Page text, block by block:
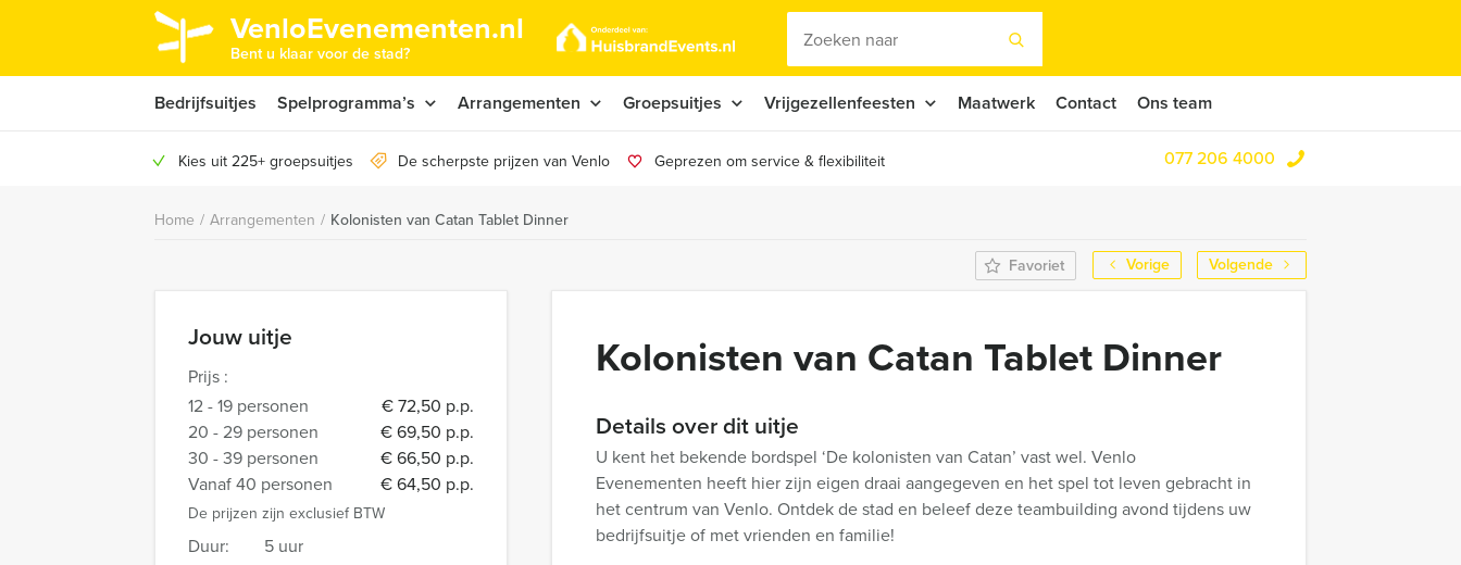
VenloEvenementen.nl
Bent u klaar voor de stad?
Bedrijfsuitjes Spelprogramma’s Arrangementen Groepsuitjes Vrijgezellenfeesten Maatwerk Contact Ons team
Kies uit 225+ groepsuitjes De scherpste prijzen van Venlo Geprezen om service & flexibiliteit 077 206 4000
Home / Arrangementen / Kolonisten van Catan Tablet Dinner
Vorige
Volgende
Favoriet
Jouw uitje
Prijs :
12 - 19 personen
€ 72,50 p.p.
20 - 29 personen
€ 69,50 p.p.
30 - 39 personen
€ 66,50 p.p.
Vanaf 40 personen
€ 64,50 p.p.
De prijzen zijn exclusief BTW
Duur:
5 uur
Kolonisten van Catan Tablet Dinner
Details over dit uitje
U kent het bekende bordspel ‘De kolonisten van Catan’ vast wel. Venlo
Evenementen heeft hier zijn eigen draai aangegeven en het spel tot leven gebracht in
het centrum van Venlo. Ontdek de stad en beleef deze teambuilding avond tijdens uw
bedrijfsuitje of met vrienden en familie!